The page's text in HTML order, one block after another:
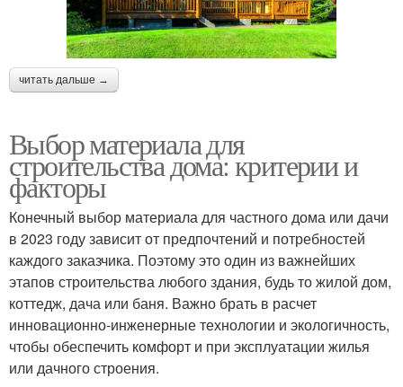
читать дальше →
Выбор материала для
строительства дома: критерии и
факторы
Конечный выбор материала для частного дома или дачи
в 2023 году зависит от предпочтений и потребностей
каждого заказчика. Поэтому это один из важнейших
этапов строительства любого здания, будь то жилой дом,
коттедж, дача или баня. Важно брать в расчет
инновационно-инженерные технологии и экологичность,
чтобы обеспечить комфорт и при эксплуатации жилья
или дачного строения.